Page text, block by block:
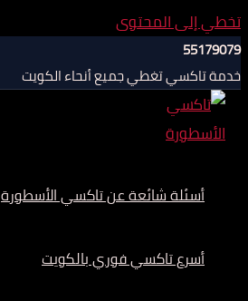
تخطي إلى المحتوى
55179079
خدمة تاكسي تغطي جميع أنحاء الكويت
أسئلة شائعة عن تاكسي الأسطورة
أسرع تاكسي فوري بالكويت